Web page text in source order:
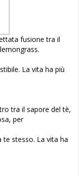
fusione tra il
La vita ha più
tra il sapore del tè,
per
stesso. La vita ha